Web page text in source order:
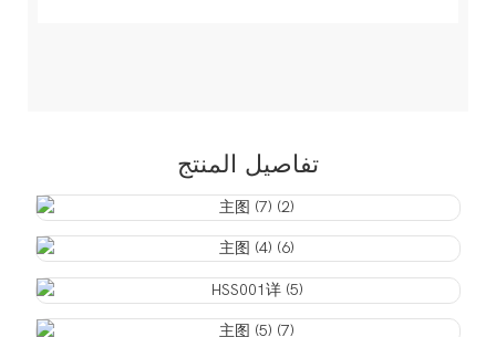
تفاصيل المنتج